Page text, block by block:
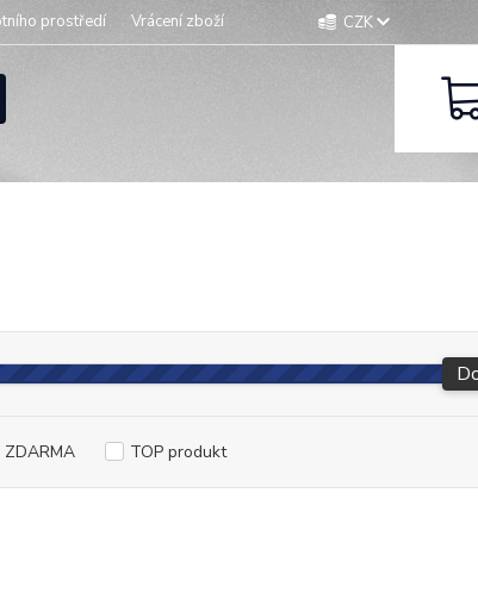
prostředí Vrácení zboží CZK
TOP produkt